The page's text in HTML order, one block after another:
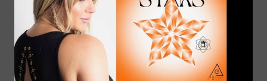
http://www.myspace.com/frostnorway Gonzales ::
http://www.myspace.com/gonzpiration Italian Laptop
Orchestra feat. Alessio Bertallot Jimmy Edgar ::
http://www.myspace.com/colorstrip Jon Hopkins ::
http://www.myspace.com/jonhopkins Le Luci della